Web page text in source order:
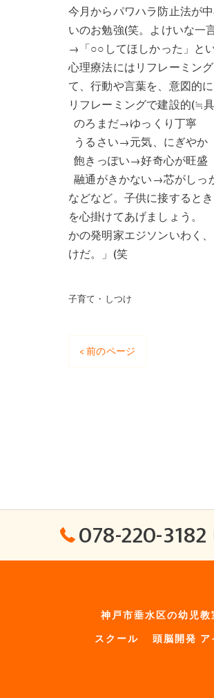
今月からパワハラ防止法が
いのお勉強(笑。よけいな一
→「○○してほしかった」とい
心理療法にはリフレーミン
て、行動や言葉を、意図的
リフレーミングで建設的(≒
のろまだ→ゆっくり丁寧
うるさい→元気、にぎやか
飽きっぽい→好奇心が旺盛
融通がきかない→芯がしっ
などなど。子供に接すると
を心掛けてあげましょう。
かの発明家エジソンいわく
けだ。」(笑
子育て・しつけ
< 前のページ
078-220-3182
神戸市垂水区の幼児
スクール
頭脳開発